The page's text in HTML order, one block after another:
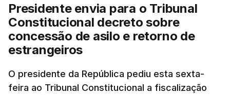
"Sempre que seja possível reduzir burocracias,
eliminar sobreposições e garantir que os apoios
chegam a quem mais necessita, estaremos a dar
um passo na direção certa", argumenta o
Presidente da República.
Presidente envia para o Tribunal
Constitucional decreto sobre
concessão de asilo e retorno de
estrangeiros
O presidente da República pediu esta sexta-
feira ao Tribunal Constitucional a fiscalização